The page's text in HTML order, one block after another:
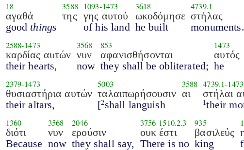
18
αγαθά
good things
3588
της
1093-1473
γης αυτού
of his land
3618
ωκοδόμησε
he built
4739.1
στήλας
monuments.
2588-1473
καρδίας αυτών
their hearts,
3568
νυν
now
853
αφανισθήσονται
they shall be obliterated;
1473
αυτός
he
2379-1473
θυσιαστήρια αυτών
their altars,
5003
ταλαιπωρήσουσιν
[2 shall languish
3588
αι
4739.1-1473
στήλαι
1their
1360
διότι
Because
3568
νυν
now
2046
ερούσιν
they shall say,
3756-1510.2.3
ουκ έστι
There is no
935
βασιλεύς
king